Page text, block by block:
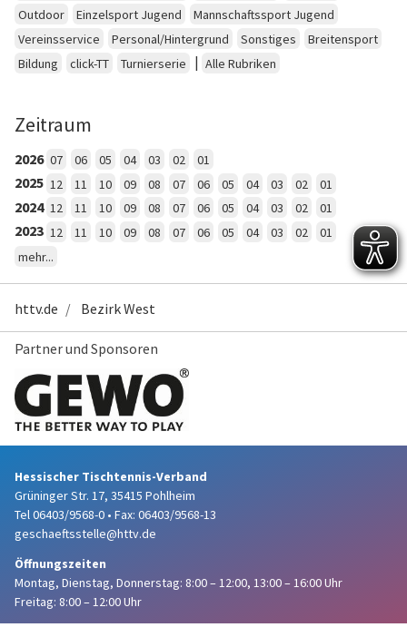
Outdoor
Einzelsport Jugend
Mannschaftssport Jugend
Vereinsservice
Personal/Hintergrund Sonstiges
Breitensport
Bildung
click-TT Turnierserie | Alle Rubriken
Zeitraum
2026 07 06 05 04 03 02 01
2025 12 11 10 09 08 07 06 05 04 03 02 01
2024 12 11 10 09 08 07 06 05 04 03 02 01
2023 12 11 10 09 08 07 06 05 04 03 02
01
mehr...
httv.de Bezirk West
Partner und Sponsoren
Hessischer Tischtennis-Verband
Grüninger Str. 17, 35415 Pohlheim
Tel 06403/9568-0 • Fax: 06403/9568-13
geschaeftsstelle@httv.de
Öffnungszeiten
Montag, Dienstag, Donnerstag: 8:00 – 12:00, 13:00 – 16:00 Uhr
Freitag: 8:00 – 12:00 Uhr